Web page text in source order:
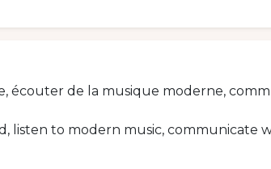
écouter de la musique moderne,
listen to modern music, communicate